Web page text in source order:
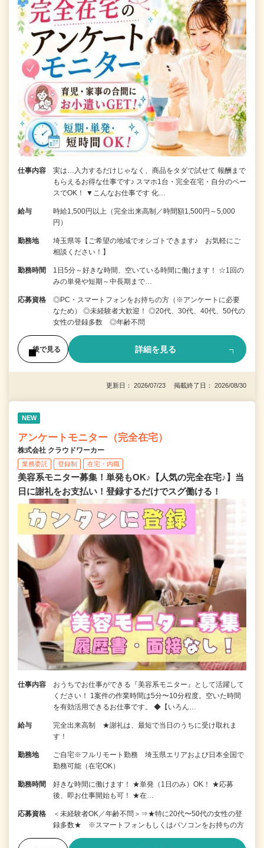
仕事内容
実は…入力するだけじゃなく、商品をタダで試せて 報酬まで
もらえるお得な仕事です♪ スマホ1台・完全在宅・自分のペー
スでOK！ ▼こんなお仕事です 化…
給与
時給1,500円以上（完全出来高制／時間額1,500円～5,000
円）
勤務地
埼玉県等【ご希望の地域でオシゴトできます♪ お気軽にご
相談ください！】
勤務時間
1日5分～好きな時間、空いている時間に働けます！ ☆1回の
みの単発や短期～中長期まで…
応募資格
◎PC・スマートフォンをお持ちの方（※アンケートに必要
なため） ◎未経験者大歓迎！ ◎20代、30代、40代、50代の
女性の登録多数 ◎年齢不問
後で見る 詳細を見る
更新日： 2026/07/23 掲載終了日： 2026/08/30
NEW
アンケートモニター（完全在宅）
株式会社 クラウドワーカー
業務委託 登録制 在宅・内職
美容系モニター募集！単発もOK♪【人気の完全在宅♪】当
日に謝礼をお支払い！登録するだけでスグ働ける！
仕事内容
おうちでお仕事ができる『美容系モニター』として活躍して
ください！ 1案件の作業時間は5分〜10分程度。空いた時間
を有効活用できるお仕事です。 ◆【いろん…
給与
完全出来高制 ★謝礼は、最短で当日のうちに受け取れま
す！
勤務地
ご自宅※フルリモート勤務 埼玉県エリアおよび日本全国で
勤務可能（在宅OK）
勤務時間
好きな時間に働けます！ ★単発（1日のみ）OK！ ★応募
後、即お仕事開始も可！ ★在…
応募資格
＜未経験者OK／年齢不問＞⇒★特に20代〜50代の女性の登
録多数★ ※スマートフォンもしくはパソコンをお持ちの方